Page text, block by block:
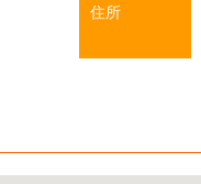
住所